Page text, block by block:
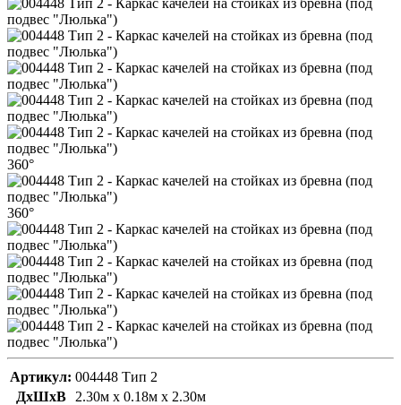
360°
360°
Артикул: 004448 Тип 2
ДxШxВ
2.30м x 0.18м x 2.30м